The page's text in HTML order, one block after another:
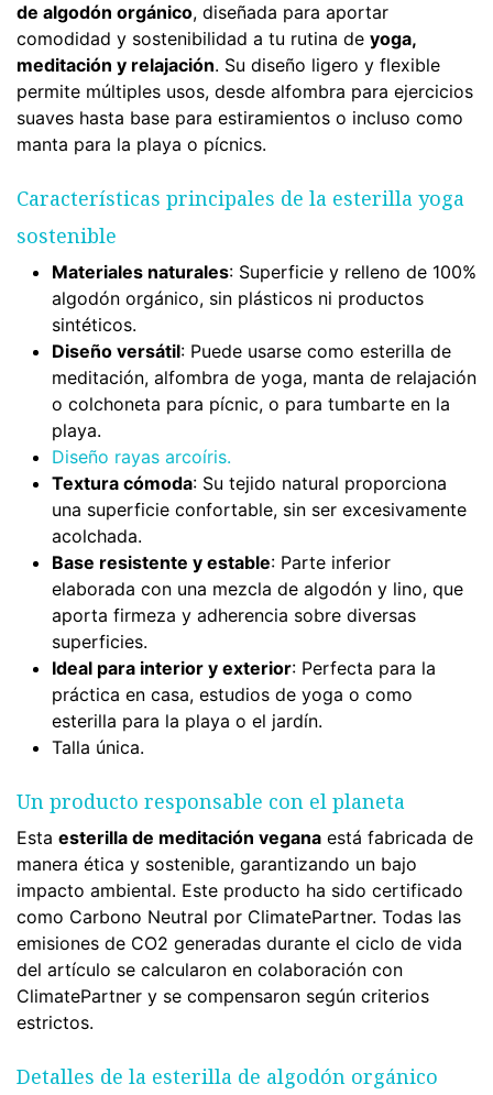
de algodón orgánico, diseñada para aportar
comodidad y sostenibilidad a tu rutina de yoga,
meditación y relajación. Su diseño ligero y flexible
permite múltiples usos, desde alfombra para ejercicios
suaves hasta base para estiramientos o incluso como
manta para la playa o pícnics.
Características principales de la esterilla yoga
sostenible
Materiales naturales: Superficie y relleno de 100%
algodón orgánico, sin plásticos ni productos
sintéticos.
Diseño versátil: Puede usarse como esterilla de
meditación, alfombra de yoga, manta de relajación
o colchoneta para pícnic, o para tumbarte en la
playa.
Diseño rayas arcoíris.
Textura cómoda: Su tejido natural proporciona
una superficie confortable, sin ser excesivamente
acolchada.
Base resistente y estable: Parte inferior
elaborada con una mezcla de algodón y lino, que
aporta firmeza y adherencia sobre diversas
superficies.
Ideal para interior y exterior: Perfecta para la
práctica en casa, estudios de yoga o como
esterilla para la playa o el jardín.
Talla única.
Un producto responsable con el planeta
Esta esterilla de meditación vegana está fabricada de
manera ética y sostenible, garantizando un bajo
impacto ambiental. ️Este producto ha sido certificado
como Carbono Neutral por ClimatePartner. Todas las
emisiones de CO2 generadas durante el ciclo de vida
del artículo se calcularon en colaboración con
ClimatePartner y se compensaron según criterios
estrictos.
Detalles de la esterilla de algodón orgánico